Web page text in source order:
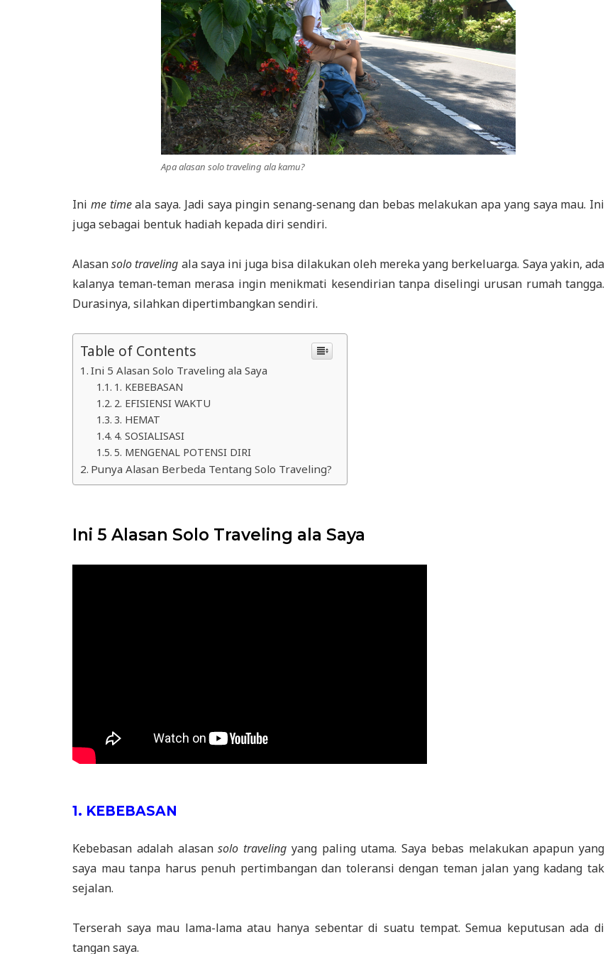
Apa alasan solo traveling ala kamu?
Ini me timeala saya. Jadi saya pingin senang-senang dan bebas melakukan apa yang saya mau. Ini
juga sebagai bentuk hadiah kepada diri sendiri.
Alasansolo traveling ala saya ini juga bisa dilakukan oleh mereka yang berkeluarga. Saya yakin, ada
kalanya teman-teman merasa ingin menikmati kesendirian tanpa diselingi urusan rumah tangga.
Durasinya, silahkan dipertimbangkan sendiri.
Table of Contents
Ini 5 Alasan Solo Traveling ala Saya
1. KEBEBASAN
2. EFISIENSI WAKTU
3. HEMAT
4. SOSIALISASI
5. MENGENAL POTENSI DIRI
Punya Alasan Berbeda Tentang Solo Traveling?
Ini 5 Alasan Solo Traveling ala Saya
1. KEBEBASAN
Kebebasan adalah alasansolo traveling yang paling utama. Saya bebas melakukan apapun yang
saya mau tanpa harus penuh pertimbangan dan toleransi dengan teman jalan yang kadang tak
sejalan.
Terserah saya mau lama-lama atau hanya sebentar di suatu tempat. Semua keputusan ada di
tangan saya.